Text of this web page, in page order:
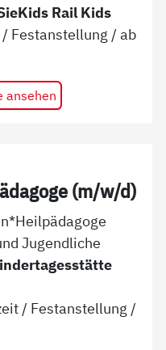
Rail Kids
/ Festanstellung / ab
ansehen
(m/w/d)
Jugendliche
/ Festanstellung /